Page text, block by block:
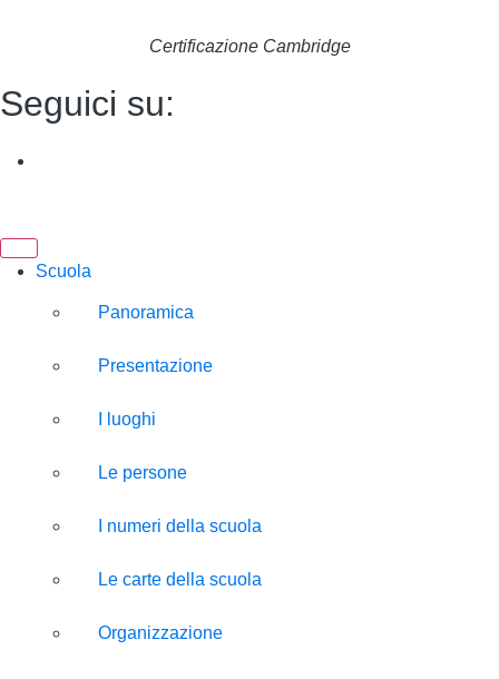
Certificazione Cambridge
Seguici su:
Scuola
Panoramica
Presentazione
I luoghi
Le persone
I numeri della scuola
Le carte della scuola
Organizzazione